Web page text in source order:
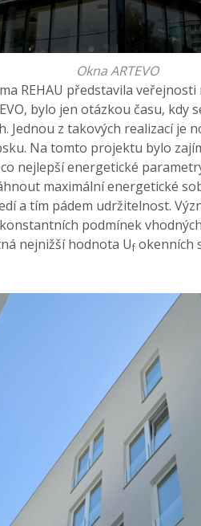
Okna ARTEVO
REHAU představila
bylo jen otázkou času, kdy
Jednou z takových realizací je
Na tomto projektu bylo
nejlepší energetické
maximální energetické
a tím pádem udržitelnost.
podmínek
nejnižší hodnota Uf okenních